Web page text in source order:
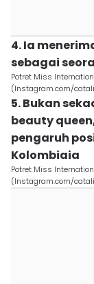
4. Ia
sebagai
Potret Miss
(Instagram.com/
5. Bukan
beauty
pengaruh
Kolombiaia
Potret Miss
(Instagram.com/